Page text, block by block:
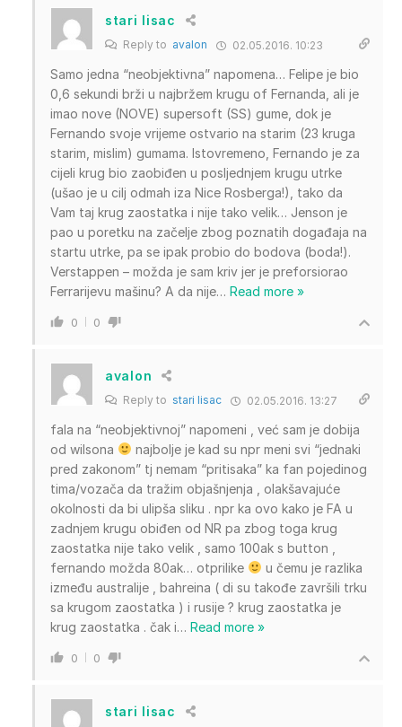
stari lisac
Reply to avalon 02.05.2016. 10:23
Samo jedna “neobjektivna” napomena… Felipe je bio
0,6 sekundi brži u najbržem krugu of Fernanda, ali je
imao nove (NOVE) supersoft (SS) gume, dok je
Fernando svoje vrijeme ostvario na starim (23 kruga
starim, mislim) gumama. Istovremeno, Fernando je za
cijeli krug bio zaobiđen u posljednjem krugu utrke
(ušao je u cilj odmah iza Nice Rosberga!), tako da
Vam taj krug zaostatka i nije tako velik… Jenson je
pao u poretku na začelje zbog poznatih događaja na
startu utrke, pa se ipak probio do bodova (boda!).
Verstappen – možda je sam kriv jer je preforsiorao
Ferrarijevu mašinu? A da nije… Read more »
0 0
avalon
Reply to stari lisac 02.05.2016. 13:27
fala na “neobjektivnoj” napomeni , već sam je dobija
od wilsona
najbolje je kad su npr meni svi “jednaki
pred zakonom” tj nemam “pritisaka” ka fan pojedinog
tima/vozača da tražim objašnjenja , olakšavajuće
okolnosti da bi ulipša sliku . npr ka ovo kako je FA u
zadnjem krugu obiđen od NR pa zbog toga krug
zaostatka nije tako velik , samo 100ak s button ,
fernando možda 80ak… otprilike
u čemu je razlika
između australije , bahreina ( di su takođe završili trku
sa krugom zaostatka ) i rusije ? krug zaostatka je
krug zaostatka . čak i… Read more »
0 0
stari lisac